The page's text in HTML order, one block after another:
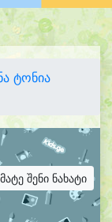
ტონია
შენი ნახატი